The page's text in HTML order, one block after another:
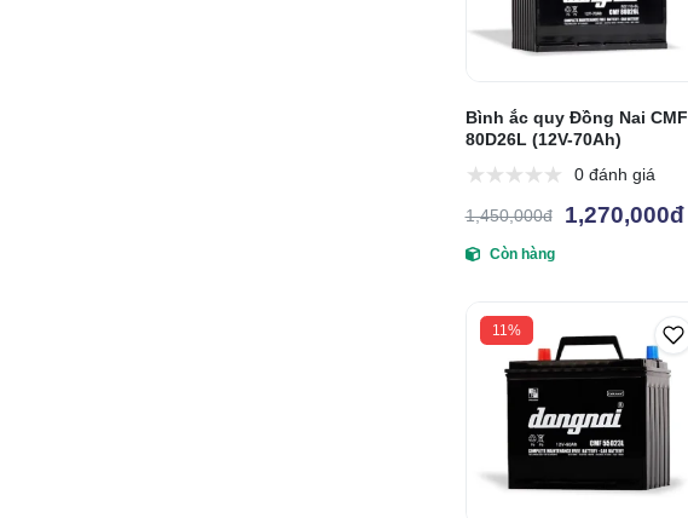
Bình ắc quy Đồng Nai CMF
80D26L (12V-70Ah)
0 đánh giá
1,450,000đ 1,270,000đ
Còn hàng
11%